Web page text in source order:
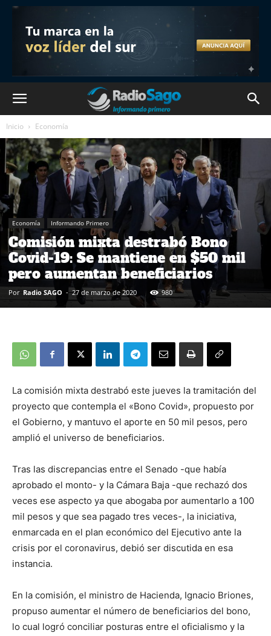
Inicio Economía
Economía Informando Primero
Comisión mixta destrabó Bono
Covid-19: Se mantiene en $50 mil
pero aumentan beneficiarios
Por Radio SAGO - 27 de marzo de 2020 980
La comisión mixta destrabó este jueves la tramitación del
proyecto que contempla el «Bono Covid», propuesto por
el Gobierno, y mantuvo el aporte en 50 mil pesos, pero
amplió el universo de beneficiarios.
Tras las discrepancias entre el Senado -que había
aprobado el monto- y la Cámara Baja -que rechazó dos
veces ese aspecto ya que abogaba por aumentarlo a 100
mil pesos y que sea pagado tres veces-, la iniciativa,
enmarcada en el plan económico del Ejecutivo ante la
crisis por el coronavirus, debió ser discutida en esa
instancia.
En la comisión, el ministro de Hacienda, Ignacio Briones,
propuso aumentar el número de beneficiarios del bono,
lo cual logró conciliar posturas entre el oficialismo y la